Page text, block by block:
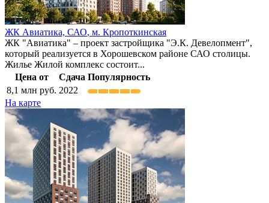
ЖК Авиатика, САО, м. Кропоткинская
ЖК "Авиатика" – проект застройщика "Э.К. Девелопмент",
который реализуется в Хорошевском районе САО столицы.
Жилье Жилой комплекс состоит...
Цена от
Сдача Популярность
8,1 млн руб. 2022
На карте